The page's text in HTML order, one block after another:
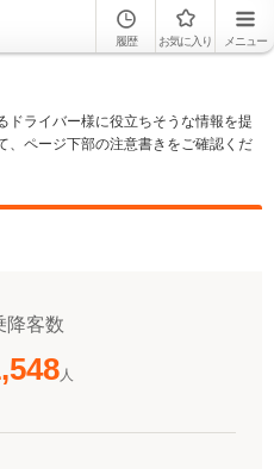
履歴 お気に入り メニュー
ドライバー様に役立ちそうな情報を提
、ページ下部の注意書きをご確認くだ
降客数
人